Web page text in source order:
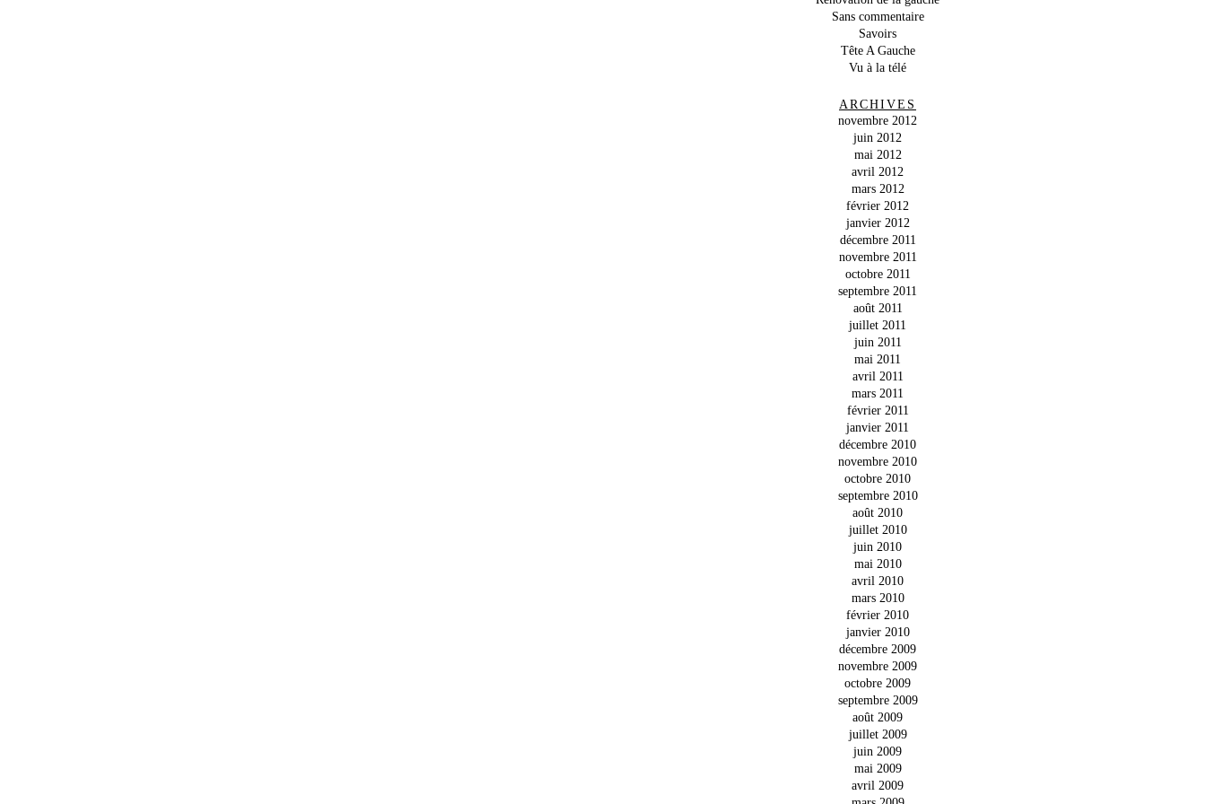
Sans commentaire
Savoirs
Tête A Gauche
Vu à la télé
ARCHIVES
novembre 2012
juin 2012
mai 2012
avril 2012
mars 2012
février 2012
janvier 2012
décembre 2011
novembre 2011
octobre 2011
septembre 2011
août 2011
juillet 2011
juin 2011
mai 2011
avril 2011
mars 2011
février 2011
janvier 2011
décembre 2010
novembre 2010
octobre 2010
septembre 2010
août 2010
juillet 2010
juin 2010
mai 2010
avril 2010
mars 2010
février 2010
janvier 2010
décembre 2009
novembre 2009
octobre 2009
septembre 2009
août 2009
juillet 2009
juin 2009
mai 2009
avril 2009